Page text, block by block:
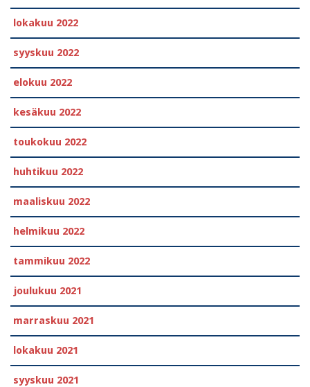
lokakuu 2022
syyskuu 2022
elokuu 2022
kesäkuu 2022
toukokuu 2022
huhtikuu 2022
maaliskuu 2022
helmikuu 2022
tammikuu 2022
joulukuu 2021
marraskuu 2021
lokakuu 2021
syyskuu 2021